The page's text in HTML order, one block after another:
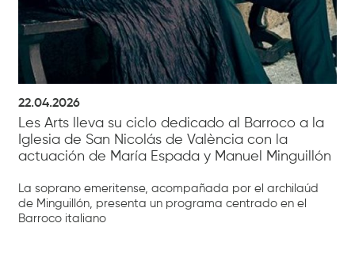
22.04.2026
Les Arts lleva su ciclo dedicado al Barroco a la
Iglesia de San Nicolás de València con la
actuación de María Espada y Manuel Minguillón
La soprano emeritense, acompañada por el archilaúd
de Minguillón, presenta un programa centrado en el
Barroco italiano